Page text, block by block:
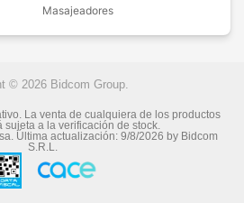
Masajeadores
© 2026 Bidcom Group.
La venta de cualquiera de los productos
sujeta a la verificación de stock.
Última actualización: 9/8/2026 by Bidcom
S.R.L.